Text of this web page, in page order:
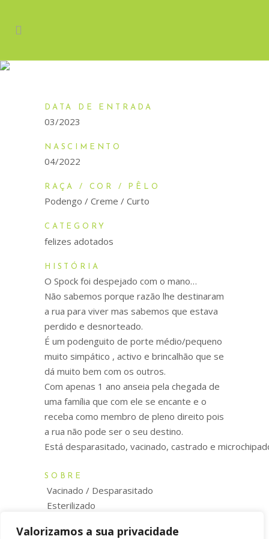
Valorizamos a sua privacidade
DATA DE ENTRADA
03/2023
NASCIMENTO
04/2022
RAÇA / COR / PÊLO
Podengo / Creme / Curto
CATEGORY
felizes adotados
HISTÓRIA
O Spock foi despejado com o mano…
Não sabemos porque razão lhe destinaram
a rua para viver mas sabemos que estava
perdido e desnorteado.
É um podenguito de porte médio/pequeno
muito simpático , activo e brincalhão que se
dá muito bem com os outros.
Com apenas 1 ano anseia pela chegada de
uma família que com ele se encante e o
receba como membro de pleno direito pois
a rua não pode ser o seu destino.
Está desparasitado, vacinado, castrado e
SOBRE
Vacinado / Desparasitado
Esterilizado